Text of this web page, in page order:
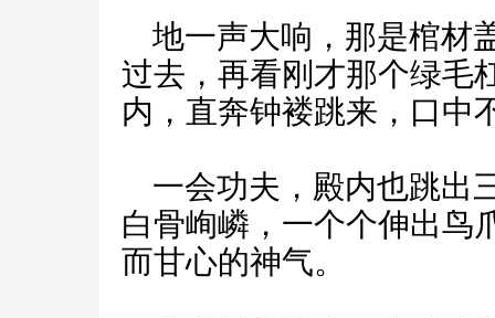
地一声大响，那是棺材
过去，再看刚才那个绿毛
内，直奔钟褛跳来，口中
一会功夫，殿内也跳出
白骨峋嶙，一个个伸出鸟
而甘心的神气。